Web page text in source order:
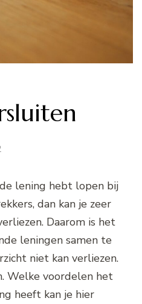
lening hebt lopen bij
dan kan je zeer
Daarom is het
leningen samen te
niet kan verliezen.
Welke voordelen het
heeft kan je hier